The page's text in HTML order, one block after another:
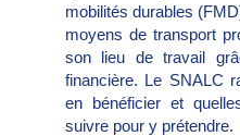
mobilités durables
moyens de transport
son lieu de travail
financière. Le SNALC
en bénéficier et
suivre pour y prétendre.